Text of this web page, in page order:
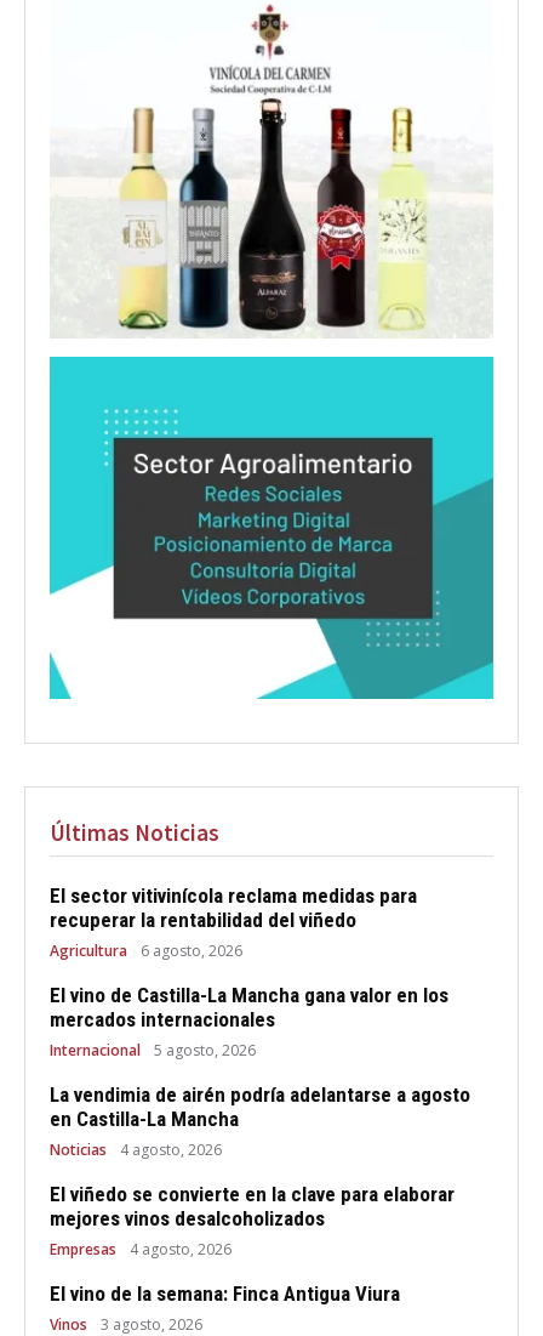
Últimas Noticias
El sector vitivinícola reclama medidas para
recuperar la rentabilidad del viñedo
Agricultura 6 agosto, 2026
El vino de Castilla-La Mancha gana valor en los
mercados internacionales
Internacional 5 agosto, 2026
La vendimia de airén podría adelantarse a agosto
en Castilla-La Mancha
Noticias 4 agosto, 2026
El viñedo se convierte en la clave para elaborar
mejores vinos desalcoholizados
Empresas 4 agosto, 2026
El vino de la semana: Finca Antigua Viura
Vinos 3 agosto, 2026